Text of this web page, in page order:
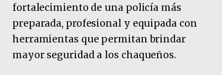
fortalecimiento de una policía más
preparada, profesional y equipada con
herramientas que permitan brindar
mayor seguridad a los chaqueños.